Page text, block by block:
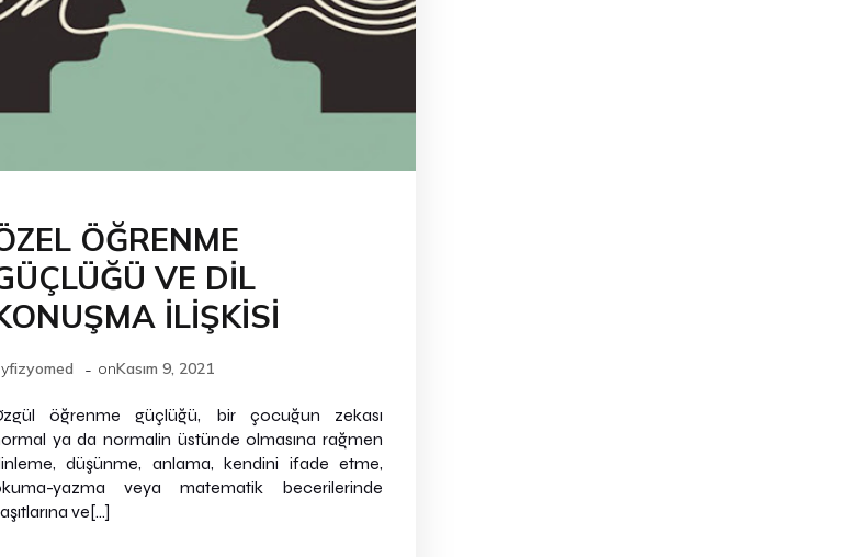
ÖĞRENME
VE DİL
İLİŞKİSİ
fizyomed - onKasım 9, 2021
öğrenme güçlüğü, bir çocuğun zekası
ya da normalin üstünde olmasına rağmen
düşünme, anlama, kendini ifade etme,
yazma veya matematik becerilerinde
ve[…]